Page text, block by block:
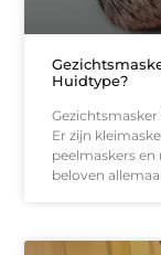
Huidtype?
Gezichtsmasker
Er zijn
peelmaskers
beloven